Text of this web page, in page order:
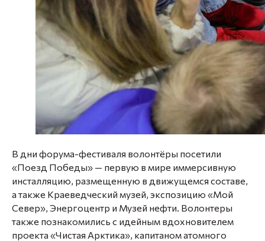
В дни форума-фестиваля волонтёры посетили
«Поезд Победы» — первую в мире иммерсивную
инсталляцию, размещенную в движущемся составе,
а также Краеведческий музей, экспозицию «Мой
Север», Энергоцентр и Музей нефти. Волонтеры
также познакомились с идейным вдохновителем
проекта «Чистая Арктика», капитаном атомного